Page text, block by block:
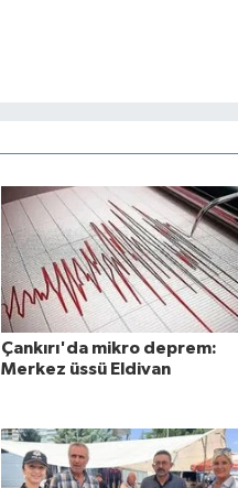
Çankırı'da mikro deprem:
Merkez üssü Eldivan